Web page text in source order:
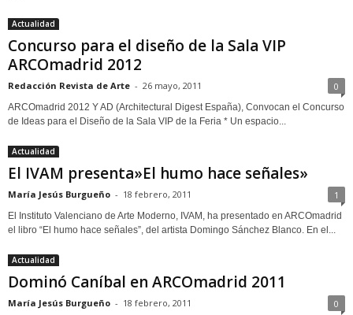
Actualidad
Concurso para el diseño de la Sala VIP
ARCOmadrid 2012
Redacción Revista de Arte - 26 mayo, 2011 0
ARCOmadrid 2012 Y AD (Architectural Digest España), Convocan el Concurso
de Ideas para el Diseño de la Sala VIP de la Feria * Un espacio...
Actualidad
El IVAM presenta»El humo hace señales»
María Jesús Burgueño - 18 febrero, 2011 1
El Instituto Valenciano de Arte Moderno, IVAM, ha presentado en ARCOmadrid
el libro “El humo hace señales”, del artista Domingo Sánchez Blanco. En el...
Actualidad
Dominó Caníbal en ARCOmadrid 2011
María Jesús Burgueño - 18 febrero, 2011 0